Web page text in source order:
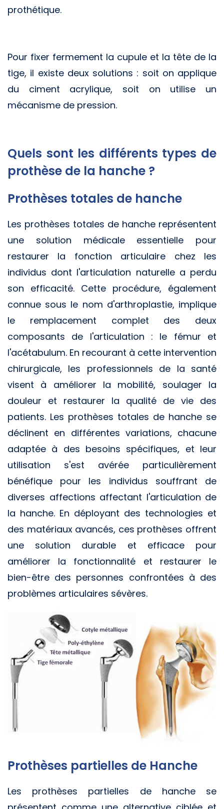
prothétique.
Pour fixer fermement la cupule et la tête de la
tige, il existe deux solutions : soit on applique
du ciment acrylique, soit on utilise un
mécanisme de pression.
Quels sont les différents types de
prothèse de la hanche ?
Prothèses totales de hanche
Les prothèses totales de hanche représentent
une solution médicale essentielle pour
restaurer la fonction articulaire chez les
individus dont l'articulation naturelle a perdu
son efficacité. Cette procédure, également
connue sous le nom d'arthroplastie, implique
le remplacement complet des deux
composants de l'articulation : le fémur et
l'acétabulum. En recourant à cette intervention
chirurgicale, les professionnels de la santé
visent à améliorer la mobilité, soulager la
douleur et restaurer la qualité de vie des
patients. Les prothèses totales de hanche se
déclinent en différentes variations, chacune
adaptée à des besoins spécifiques, et leur
utilisation s'est avérée particulièrement
bénéfique pour les individus souffrant de
diverses affections affectant l'articulation de
la hanche. En déployant des technologies et
des matériaux avancés, ces prothèses offrent
une solution durable et efficace pour
améliorer la fonctionnalité et restaurer le
bien-être des personnes confrontées à des
problèmes articulaires sévères.
Prothèses partielles de Hanche
Les prothèses partielles de hanche se